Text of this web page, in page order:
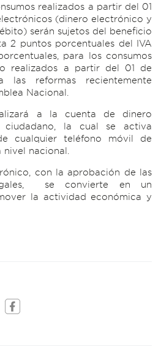
realizados a partir del 01
(dinero electrónico y
serán sujetos del beneficio
2 puntos porcentuales del IVA
para los consumos
realizados a partir del 01 de
reformas recientemente
Nacional.
a la cuenta de dinero
la cual se activa
cualquier teléfono móvil de
nivel nacional.
con la aprobación de las
se convierte en un
la actividad económica y